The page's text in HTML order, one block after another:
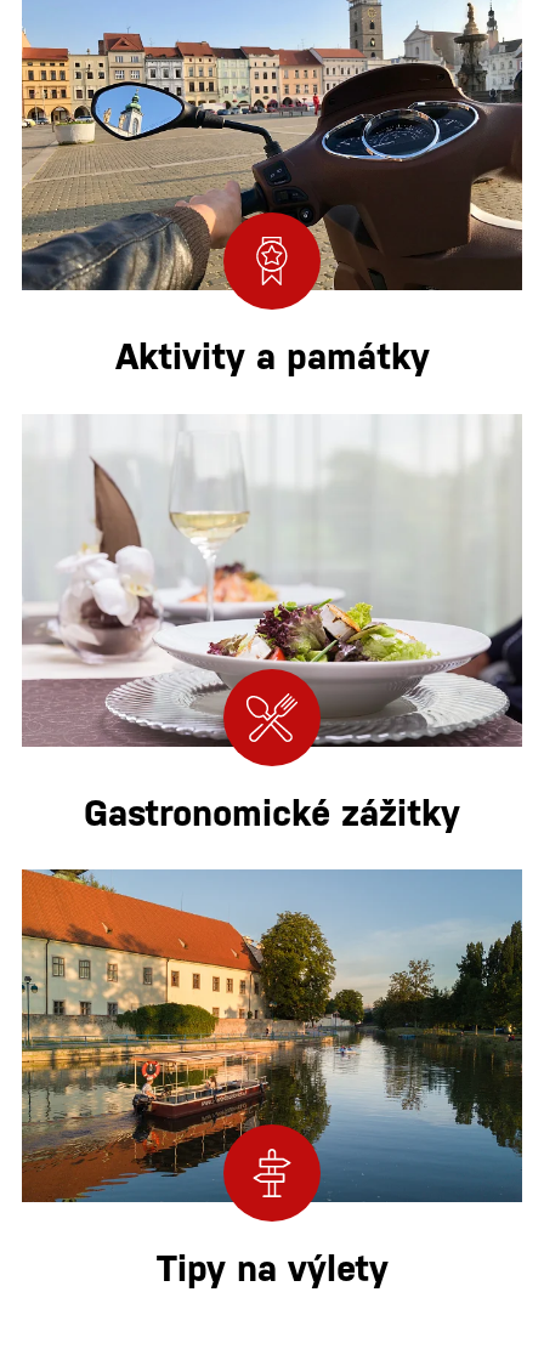
Aktivity a památky
Gastronomické zážitky
Tipy na výlety